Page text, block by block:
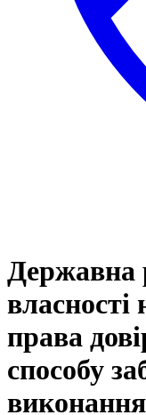
Державна
права
способу